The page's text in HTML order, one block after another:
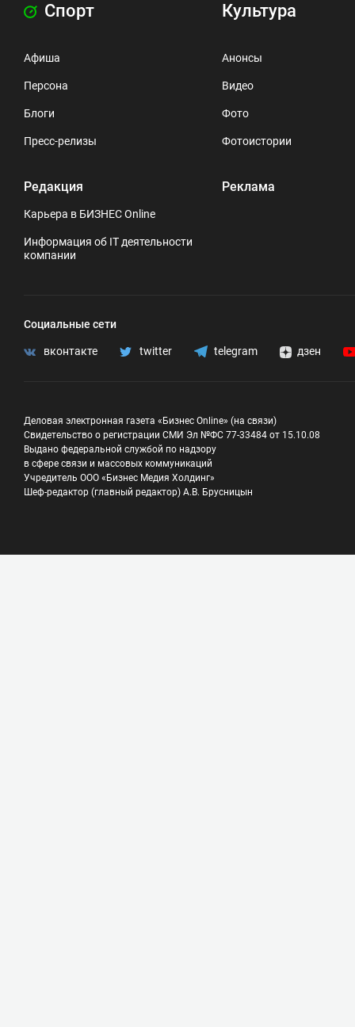
Спорт
Афиша
Персона
Блоги
Пресс-релизы
Редакция
Карьера в БИЗНЕС Online
Информация об IT деятельности
компании
Культура
Анонсы
Видео
Фото
Фотоистории
Реклама
Социальные сети
вконтакте twitter telegram дзен
Деловая электронная газета «Бизнес Online» (на связи)
Свидетельство о регистрации СМИ Эл №ФС 77-33484 от 15.10.08
Выдано федеральной службой по надзору
в сфере связи и массовых коммуникаций
Учредитель ООО «Бизнес Медия Холдинг»
Шеф-редактор (главный редактор) А.В. Брусницын